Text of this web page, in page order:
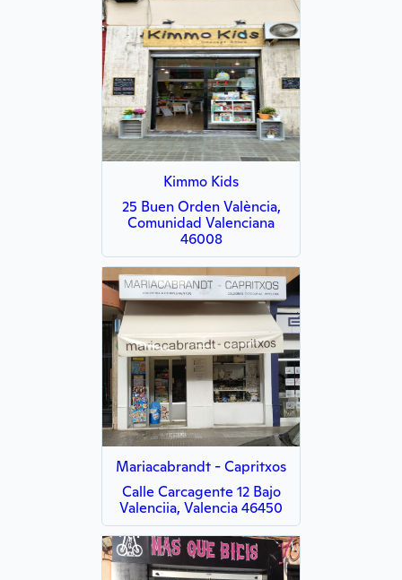
Kimmo Kids
25 Buen Orden València,
Comunidad Valenciana
46008
Mariacabrandt - Capritxos
Calle Carcagente 12 Bajo
Valenciia, Valencia 46450